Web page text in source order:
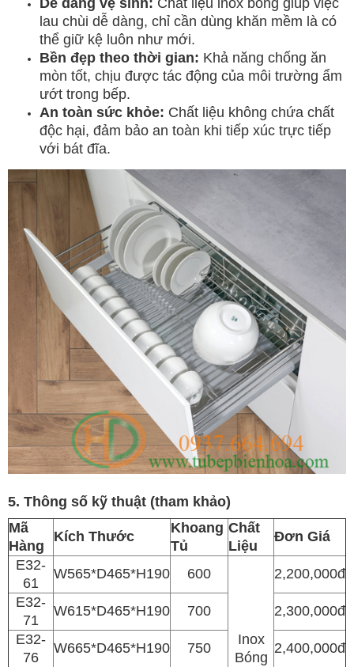
Dễ dàng vệ sinh: Chất liệu inox bóng giúp việc
lau chùi dễ dàng, chỉ cần dùng khăn mềm là có
thể giữ kệ luôn như mới.
Bền đẹp theo thời gian: Khả năng chống ăn
mòn tốt, chịu được tác động của môi trường ẩm
ướt trong bếp.
An toàn sức khỏe: Chất liệu không chứa chất
độc hại, đảm bảo an toàn khi tiếp xúc trực tiếp
với bát đĩa.
5. Thông số kỹ thuật (tham khảo)
Mã
Hàng
Kích Thước
Khoang
Tủ
Chất
Liệu
Đơn Giá
E32-
61
W565*D465*H190 600
Inox
Bóng
2,200,000đ
E32-
71
W615*D465*H190 700
2,300,000đ
E32-
76
W665*D465*H190 750
2,400,000đ